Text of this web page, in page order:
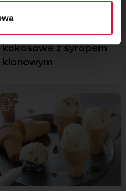
Lody czekoladowo-
kokosowe z syropem
klonowym